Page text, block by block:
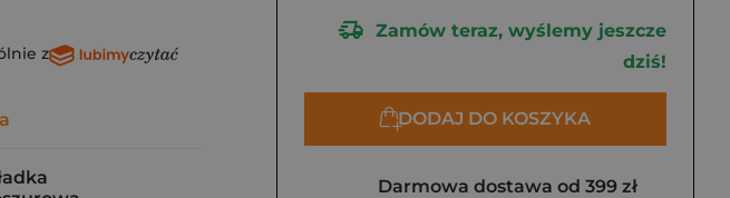
Zamów teraz, wyślemy jeszcze
dziś!
DODAJ DO KOSZYKA
Darmowa dostawa od 399 zł
z